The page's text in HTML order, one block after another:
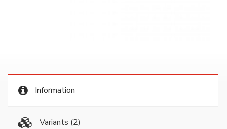
Information
Variants (2)